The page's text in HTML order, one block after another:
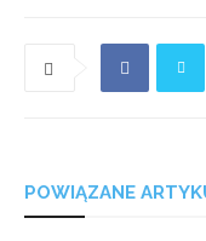
POWIĄZANE